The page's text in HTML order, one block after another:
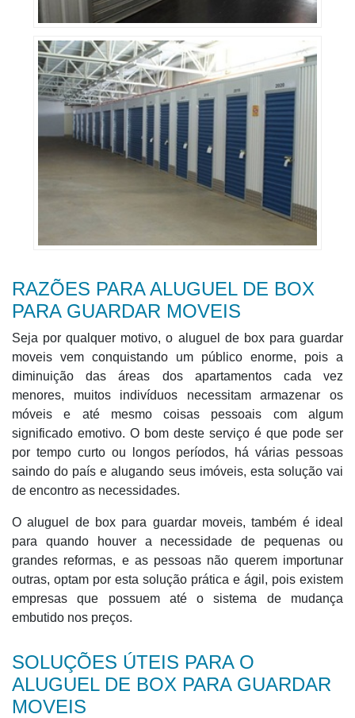
RAZÕES PARA ALUGUEL DE BOX
PARA GUARDAR MOVEIS
Seja por qualquer motivo, o aluguel de box para guardar
moveis vem conquistando um público enorme, pois a
diminuição das áreas dos apartamentos cada vez
menores, muitos indivíduos necessitam armazenar os
móveis e até mesmo coisas pessoais com algum
significado emotivo. O bom deste serviço é que pode ser
por tempo curto ou longos períodos, há várias pessoas
saindo do país e alugando seus imóveis, esta solução vai
de encontro as necessidades.
O aluguel de box para guardar moveis, também é ideal
para quando houver a necessidade de pequenas ou
grandes reformas, e as pessoas não querem importunar
outras, optam por esta solução prática e ágil, pois existem
empresas que possuem até o sistema de mudança
embutido nos preços.
SOLUÇÕES ÚTEIS PARA O
ALUGUEL DE BOX PARA GUARDAR
MOVEIS